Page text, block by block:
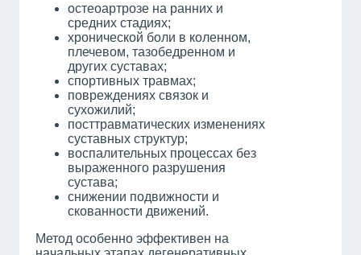
остеоартрозе на ранних и
средних стадиях;
хронической боли в коленном,
плечевом, тазобедренном и
других суставах;
спортивных травмах;
повреждениях связок и
сухожилий;
посттравматических изменениях
суставных структур;
воспалительных процессах без
выраженного разрушения
сустава;
снижении подвижности и
скованности движений.
Метод особенно эффективен на